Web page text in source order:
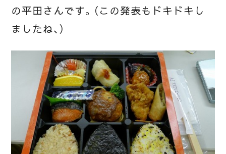
の平田さんです。（この発表もドキドキし
ましたね、）